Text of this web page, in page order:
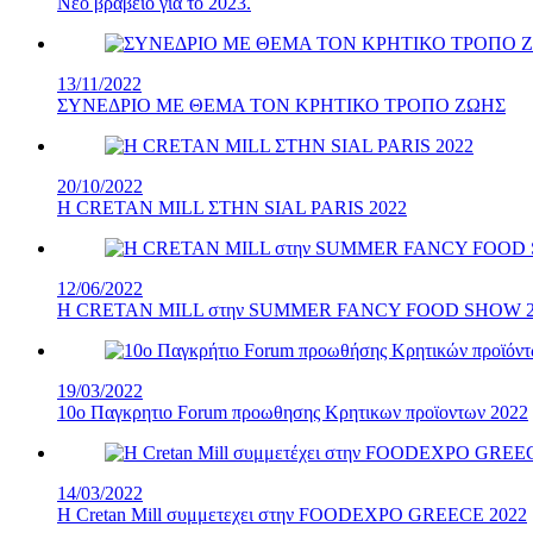
13/11/2022
ΣΥΝΕΔΡΙΟ ΜΕ ΘΕΜΑ ΤΟΝ ΚΡΗΤΙΚΟ ΤΡΟΠΟ ΖΩΗΣ
20/10/2022
H CRETAN MILL ΣΤΗΝ SIAL PARIS 2022
12/06/2022
Η CRETAN MILL στην SUMMER FANCY FOOD SHOW
19/03/2022
10ο Παγκρητιο Forum προωθησης Κρητικων προϊοντων 2022
14/03/2022
H Cretan Mill συμμετεχει στην FOODEXPO GREECE 2022